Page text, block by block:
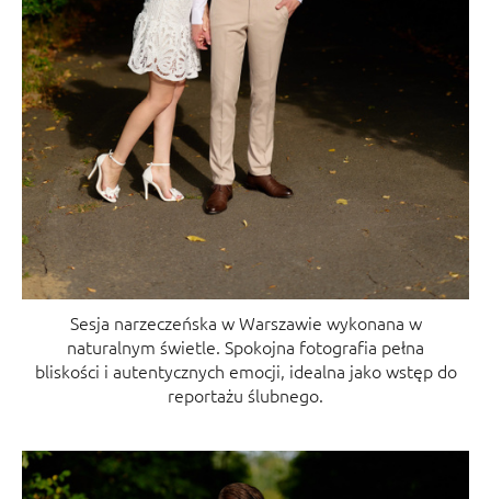
Sesja narzeczeńska w Warszawie wykonana w
naturalnym świetle. Spokojna fotografia pełna
bliskości i autentycznych emocji, idealna jako wstęp do
reportażu ślubnego.